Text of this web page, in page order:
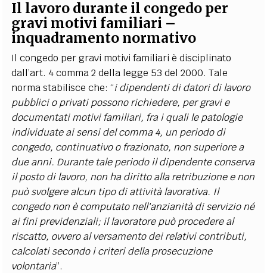
Il lavoro durante il congedo per
gravi motivi familiari –
inquadramento normativo
Il congedo per gravi motivi familiari è disciplinato
dall’art. 4 comma 2 della legge 53 del 2000. Tale
norma stabilisce che: “i dipendenti di datori di lavoro
pubblici o privati possono richiedere, per gravi e
documentati motivi familiari, fra i quali le patologie
individuate ai sensi del comma 4, un periodo di
congedo, continuativo o frazionato, non superiore a
due anni. Durante tale periodo il dipendente conserva
il posto di lavoro, non ha diritto alla retribuzione e non
può svolgere alcun tipo di attività lavorativa. Il
congedo non è computato nell'anzianità di servizio né
ai fini previdenziali; il lavoratore può procedere al
riscatto, ovvero al versamento dei relativi contributi,
calcolati secondo i criteri della prosecuzione
volontaria”.